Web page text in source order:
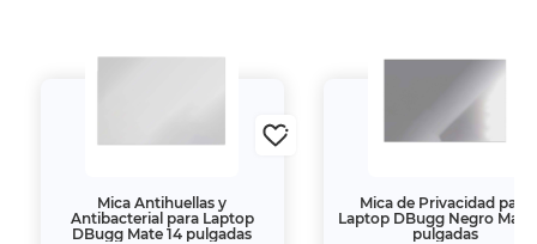
Mica Antihuellas y
Antibacterial para Laptop
DBugg Mate 14 pulgadas
Mica de Privacidad para
Laptop DBugg Negro Mate
pulgadas